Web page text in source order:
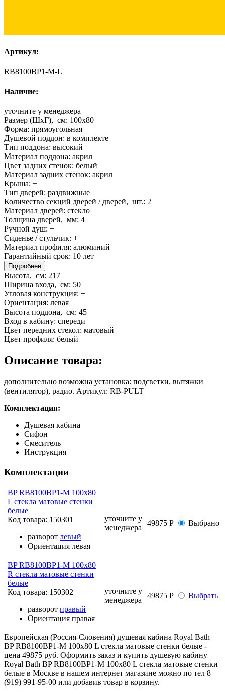
Артикул:
RB8100BP1-M-L
Наличие:
уточните у менеджера
Размер (ШхГ), см: 100x80
Форма: прямоугольная
Душевой поддон: в комплекте
Тип поддона: высокий
Материал поддона: акрил
Цвет задних стенок: белый
Материал задних стенок: акрил
Крыша: +
Тип дверей: раздвижные
Количество секций дверей / дверей, шт.: 2
Материал дверей: стекло
Толщина дверей, мм: 4
Ручной душ: +
Сиденье / стульчик: +
Материал профиля: алюминий
Гарантийный срок: 10 лет
Подробнее
Высота, см: 217
Ширина входа, см: 50
Угловая конструкция: +
Ориентация: левая
Высота поддона, см: 45
Вход в кабину: спереди
Цвет передних стекол: матовый
Цвет профиля: белый
Описание товара:
дополнительно возможна установка: подсветки, вытяжки
(вентилятор), радио. Артикул: RB-PULT
Комплектация:
Душевая кабина
Сифон
Смеситель
Инструкция
Комплектации
BP RB8100BP1-M 100х80
L стекла матовые стенки
белые
Код товара: 150301
разворот левый
Ориентация левая
уточните у
менеджера
49875 Р Выбрано
BP RB8100BP1-M 100х80
R стекла матовые стенки
белые
Код товара: 150302
разворот правый
Ориентация правая
уточните у
менеджера
49875 Р Выбрать
Европейская (Россия-Словения) душевая кабина Royal Bath
BP RB8100BP1-M 100х80 L стекла матовые стенки белые -
цена 49875 руб. Оформить заказ и купить душевую кабину
Royal Bath BP RB8100BP1-M 100х80 L стекла матовые стенки
белые в Москве в нашем интернет магазине можно по тел 8
(919) 991-95-00 или добавив товар в корзину.